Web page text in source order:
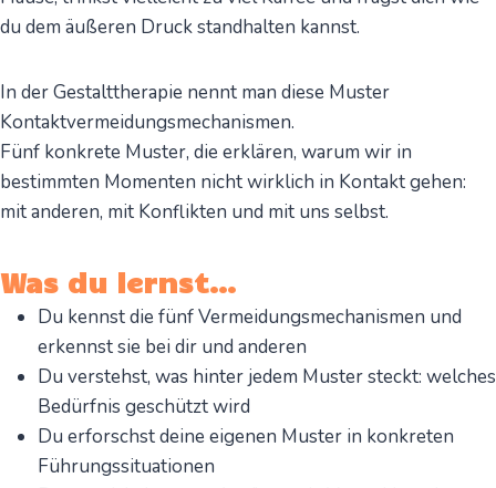
du dem äußeren Druck standhalten kannst.
In der Gestalttherapie nennt man diese Muster
Kontaktvermeidungsmechanismen.
Fünf konkrete Muster, die erklären, warum wir in
bestimmten Momenten nicht wirklich in Kontakt gehen:
mit anderen, mit Konflikten und mit uns selbst.
Was du lernst…
Du kennst die fünf Vermeidungsmechanismen und
erkennst sie bei dir und anderen
Du verstehst, was hinter jedem Muster steckt: welches
Bedürfnis geschützt wird
Du erforschst deine eigenen Muster in konkreten
Führungssituationen